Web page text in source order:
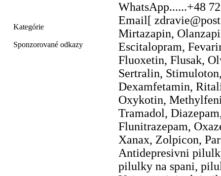
Kategórie
Sponzorované odkazy
WhatsApp......+48
Email[
Mirtazapin,
Escitalopram,
Fluoxetin, Flusak,
Sertralin,
Dexamfetamin,
Oxykotin,
Tramadol,
Flunitrazepam,
Xanax, Zolpicon,
Antidepresivni
pilulky na spani,